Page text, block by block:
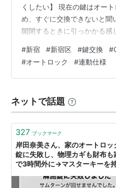
くしたい】 現在の鍵はオー
め、すぐに交換できないと聞
開閉するときに引っかかる感
ションのオートロック連動タ
きるケースが少なく、メーカ
す。 初回訪問時に現地確認
品を持参して再訪問すると
た。 交換した錠前はGOAL…
#新宿 #新宿区 #鍵交換 #
#オートロック #連動仕様
ネットで話題
327 ブックマーク
岸田奈美さん、家のオートロッ
錠に失敗し、物理カギも財布も
で3時間外に→マスターキーを
ーションで解決